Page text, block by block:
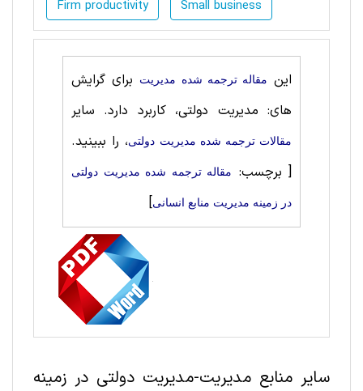
Firm productivity Small business
این مقاله ترجمه شده مديريت
برای گرایش
های: مدیریت دولتی، کاربرد دارد. سایر
مقالات ترجمه شده مدیریت دولتی، را ببینید.
[ برچسب:
مقاله ترجمه شده مدیریت دولتی
در زمینه مدیریت منابع انسانی]
سایر منابع مديريت-مدیریت دولتی در زمینه